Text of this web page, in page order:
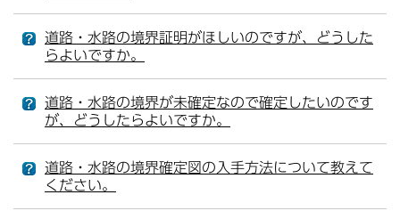
道路・水路の境界証明がほしいのですが、どうした
らよいですか。
道路・水路の境界が未確定なので確定したいのです
が、どうしたらよいですか。
道路・水路の境界確定図の入手方法について教えて
ください。